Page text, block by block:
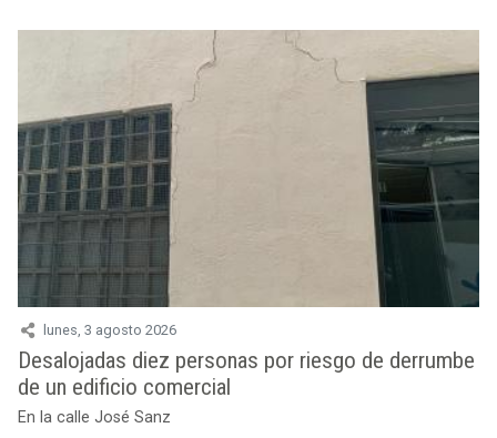
lunes, 3 agosto 2026
Desalojadas diez personas por riesgo de derrumbe
de un edificio comercial
En la calle José Sanz